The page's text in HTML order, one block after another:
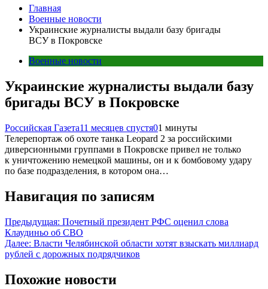
Главная
Военные новости
Украинские журналисты выдали базу бригады
ВСУ в Покровске
Военные новости
Украинские журналисты выдали базу
бригады ВСУ в Покровске
Российская Газета11 месяцев спустя01 минуты
Телерепортаж об охоте танка Leopard 2 за российскими
диверсионными группами в Покровске привел не только
к уничтожению немецкой машины, он и к бомбовому удару
по базе подразделения, в котором она…
Навигация по записям
Предыдущая: Почетный президент РФС оценил слова
Клаудиньо об СВО
Далее: Власти Челябинской области хотят взыскать миллиард
рублей с дорожных подрядчиков
Похожие новости